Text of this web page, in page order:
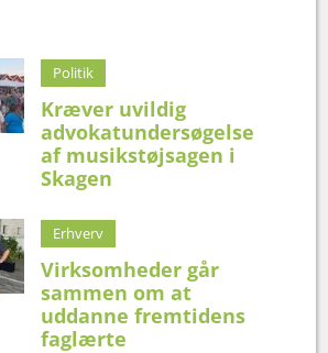
Politik
Kræver uvildig
advokatundersøgelse
af musikstøjsagen i
Skagen
Erhverv
Virksomheder går
sammen om at
uddanne fremtidens
faglærte